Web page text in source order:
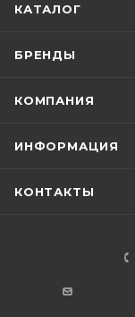
КАТАЛОГ
БРЕНДЫ
КОМПАНИЯ
ИНФОРМАЦИЯ
КОНТАКТЫ